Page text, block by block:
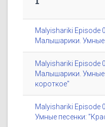
Malyishariki Episode
Малышарики. Умные
Malyishariki Episode
Малышарики. Умные
короткое"
Malyishariki Episode
Умные песенки: